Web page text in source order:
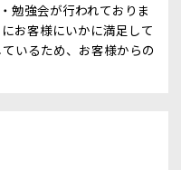
勉強会が行われておりま
お客様にいかに満足して
いるため、お客様からの